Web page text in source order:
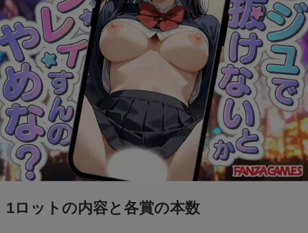
1ロットの内容と各賞の本数